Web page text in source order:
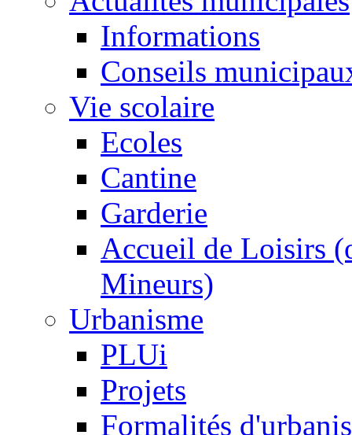
Informations
Conseils
Vie scolaire
Ecoles
Cantine
Garderie
Accueil de Loisirs
Mineurs)
Urbanisme
PLUi
Projets
Formalités